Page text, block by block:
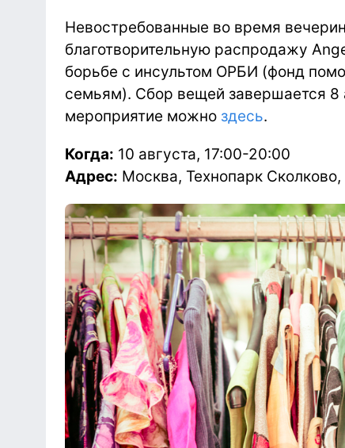
Невостребованные во время
благотворительную распродажу
борьбе с инсультом ОРБИ (фонд
семьям). Сбор вещей завершается 8
мероприятие можно здесь.
Когда: 10 августа, 17:00-20:00
Адрес: Москва, Технопарк